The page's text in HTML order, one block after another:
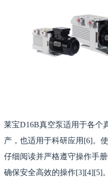
莱宝D16B真空泵适用于各个
产，也适用于科研应用[6]。
仔细阅读并严格遵守操作手
确保安全高效的操作[3][4][5]。